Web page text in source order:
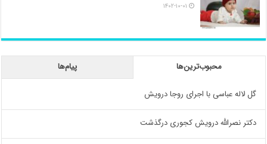
۱۴۰۲-۱۰-۰۱
محبوب‌ترین‌ها پیام‌ها
گل لاله عباسی با اجرای روجا درویش
دکتر نصرالله درویش کجوری درگذشت